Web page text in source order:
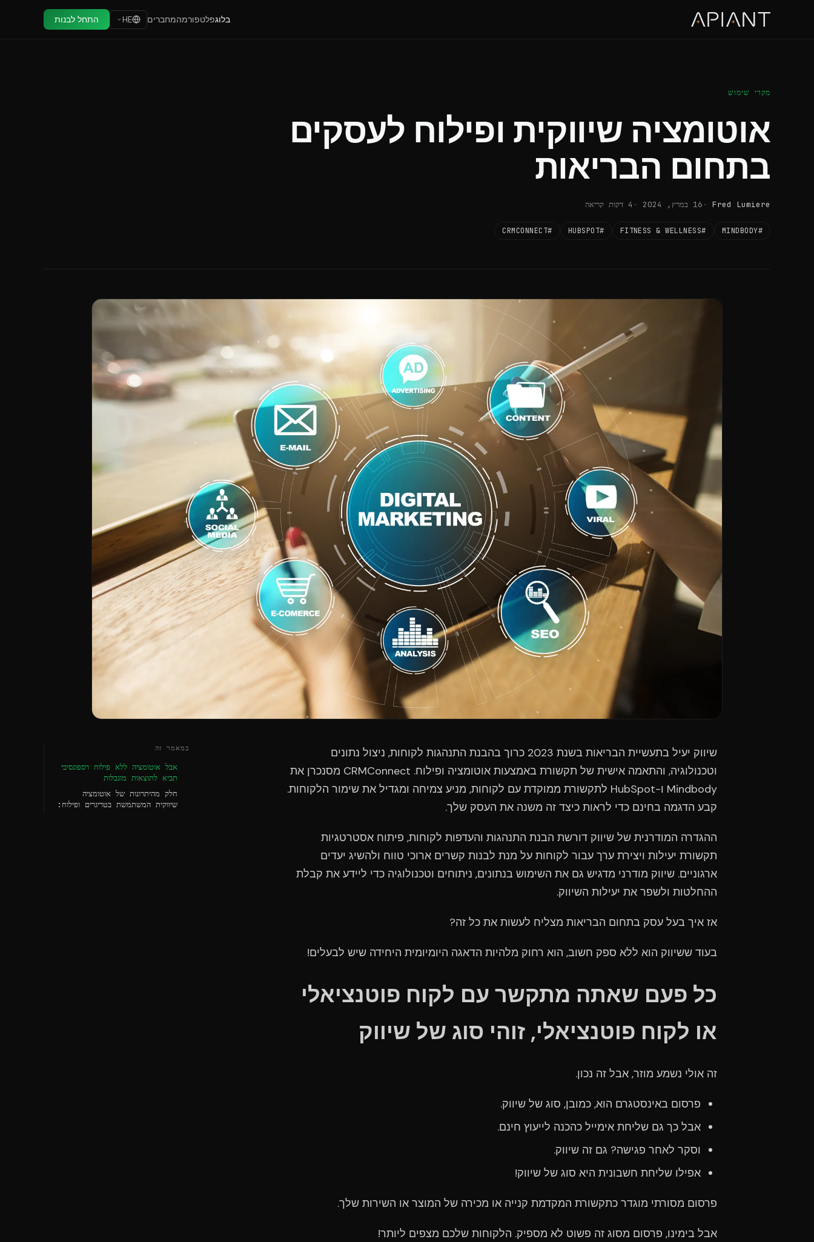
בלוגפלטפורמהמחברים HE התחל לבנות
מקרי שימוש
אוטומציה שיווקית ופילוח לעסקים
בתחום הבריאות
Fred Lumiere 16 במרץ, 2024 4 דקות קריאה
#MINDBODY
#FITNESS & WELLNESS
#HUBSPOT
#CRMCONNECT
שיווק יעיל בתעשיית הבריאות בשנת 2023 כרוך בהבנת התנהגות לקוחות, ניצול נתונים
וטכנולוגיה, והתאמה אישית של תקשורת באמצעות אוטומציה ופילוח. CRMConnect מסנכרן את
Mindbody ו-HubSpot לתקשורת ממוקדת עם לקוחות, מניע צמיחה ומגדיל את שימור הלקוחות.
קבע הדגמה בחינם כדי לראות כיצד זה משנה את העסק שלך.
ההגדרה המודרנית של שיווק דורשת הבנת התנהגות והעדפות לקוחות, פיתוח אסטרטגיות
תקשורת יעילות ויצירת ערך עבור לקוחות על מנת לבנות קשרים ארוכי טווח ולהשיג יעדים
ארגוניים. שיווק מודרני מדגיש גם את השימוש בנתונים, ניתוחים וטכנולוגיה כדי ליידע את קבלת
ההחלטות ולשפר את יעילות השיווק.
אז איך בעל עסק בתחום הבריאות מצליח לעשות את כל זה?
בעוד ששיווק הוא ללא ספק חשוב, הוא רחוק מלהיות הדאגה היומיומית היחידה שיש לבעלים!
כל פעם שאתה מתקשר עם לקוח פוטנציאלי
או לקוח פוטנציאלי, זוהי סוג של שיווק
זה אולי נשמע מוזר, אבל זה נכון.
פרסום באינסטגרם הוא, כמובן, סוג של שיווק.
אבל כך גם שליחת אימייל כהכנה לייעוץ חינם.
וסקר לאחר פגישה? גם זה שיווק.
אפילו שליחת חשבונית היא סוג של שיווק!
פרסום מסורתי מוגדר כתקשורת המקדמת קנייה או מכירה של המוצר או השירות שלך.
אבל בימינו, פרסום מסוג זה פשוט לא מספיק. הלקוחות שלכם מצפים ליותר!
במאמר זה
אבל אוטומציה ללא פילוח רספונסיבי
תביא לתוצאות מוגבלות
חלק מהיתרונות של אוטומציה
שיווקית המשתמשת בטריגרים ופילוח: